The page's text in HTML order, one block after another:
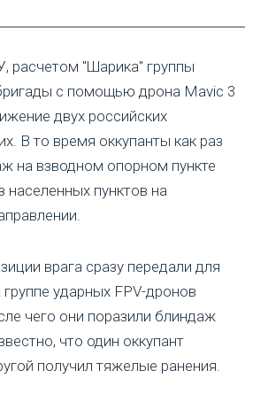
расчетом "Шарика" группы
с помощью дрона Mavic 3
двух российских
В то время оккупанты как раз
на взводном опорном пункте
населенных пунктов на
врага сразу передали для
группе ударных FPV-дронов
чего они поразили блиндаж
что один оккупант
получил тяжелые ранения.